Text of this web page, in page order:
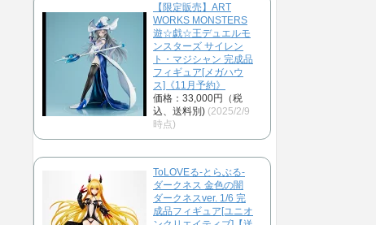
【限定販売】ART
WORKS MONSTERS
遊☆戯☆王デュエルモ
ンスターズ サイレン
ト・マジシャン 完成品
フィギュア[メガハウ
ス]《11月予約》
価格：33,000円（税
込、送料別) (2025/2/9
時点)
ToLOVEる-とらぶる-
ダークネス 金色の闇
ダークネスver. 1/6 完
成品フィギュア[ユニオ